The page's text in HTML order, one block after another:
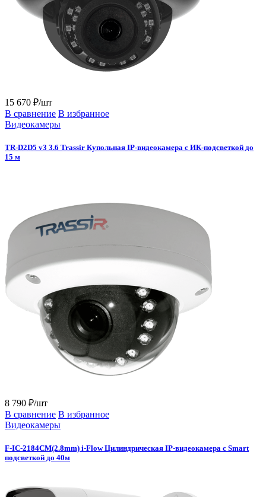
15 670 ₽/шт
В сравнение В избранное
Видеокамеры
TR-D2D5 v3 3.6 Trassir Купольная IP-видеокамера с ИК-подсветкой до
15 м
8 790 ₽/шт
В сравнение В избранное
Видеокамеры
F-IC-2184CM(2.8mm) i-Flow Цилиндрическая IP-видеокамера с Smart
подсветкой до 40м